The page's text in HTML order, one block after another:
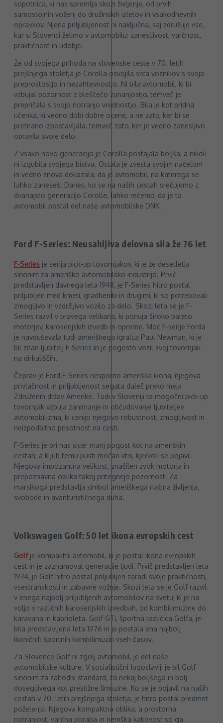
sopotnica, ki nas spremlja skozi življenje, od prvih
samostojnih voženj do družinskih izletov in vsakodnevnih
opravkov. Njena priljubljenost ni naključna, saj združuje vse,
kar si Slovenci želimo v avtomobilu: zanesljivost, varčnost,
praktičnost in udobje.
Že od svojega prihoda na slovenske ceste v 70. letih
prejšnjega stoletja je Corolla osvojila srca voznikov s svojo
preprostostjo in nezahtevnostjo. Ni bila avtomobil, ki bi
vzbujal pozornost z bleščečo zunanjostjo, temveč je
prepričala s svojo notranjo vrednostjo. Bila je kot pridna
učenka, ki vedno dobi dobre ocene, a ne zato, ker bi se
pretirano izpostavljala, temveč zato, ker je vedno zanesljivo
opravila svoje delo.
Z vsako novo generacijo je Corolla postajala boljša, a nikoli
ni izgubila svojega bistva. Ostala je zvesta svojim načelom
in vedno znova dokazala, da je avtomobil, na katerega se
lahko zaneseš. Danes, ko se na naših cestah srečujemo z
dvanajsto generacijo Corolle, lahko rečemo, da je ta
avtomobil postal del naše avtomobilske DNK.
Ford F-Series: Neusahljiva delovna sila že 76 let
F-Series je serija pick-up tovornjakov, ki je že desetletja
sinonim za ameriško avtomobilsko industrijo. Prvič
predstavljen davnega leta 1948, je F-Series hitro postal
priljubljen med kmeti, gradbeniki in drugimi, ki so potrebovali
zmogljivo in vzdržljivo vozilo za delo. Skozi leta se je F-
Series razvil v pravega velikana, ki ponuja široko paleto
motorjev, karoserijskih izvedb in opreme. Moč F-serije Forda
je navduševala tudi ameriškega igralca Paul Newman, ki je
bil znan ljubitelj F-Series in je pogosto vozil svoj tovornjak
na dirkališčih.
Čeprav je Ford F-Series nesporno ameriška ikona, njegova
privlačnost in priljubljenost segata daleč preko meja
Združenih držav Amerike. Tudi v Sloveniji ta mogočni pick-up
tovornjak vzbuja zanimanje in občudovanje ljubiteljev
avtomobilizma, ki cenijo njegovo robustnost, zmogljivost in
neizpodbitno prisotnost na cesti.
F-Series je pri nas sicer manj pogost kot na ameriških
cestah, a kljub temu pusti močan vtis, kjerkoli se pojavi.
Njegova impozantna velikost, značilen zvok motorja in
prepoznavna oblika takoj pritegnejo pozornost. Za
marsikoga predstavlja simbol ameriškega načina življenja,
svobode in avanturističnega duha.
Volkswagen Golf: 50 let ikona evropskih cest
Golf je kompaktni avtomobil, ki je postal ikona evropskih
cest in je zaznamoval generacije ljudi. Prvič predstavljen leta
1974, je Golf hitro postal priljubljen zaradi svoje praktičnosti,
vsestranskosti in zabavne vožnje. Skozi leta se je Golf razvil
v enega najbolj priljubljenih avtomobilov na svetu, ki je na
voljo v različnih karoserijskih izvedbah, od kombilimuzine do
karavana in kabrioleta. Golf GTI, športna različica Golfa, je
bila predstavljena leta 1976 in je postala ena najbolj
ikoničnih športnih kombilimuzin vseh časov.
Za Slovence Golf ni zgolj avtomobil, je del naše
avtomobilske kulture. V socialistični Jugoslaviji je bil Golf
sinonim za zahodni standard, za nekaj boljšega in bolj
dosegljivega kot prestižne limuzine. Ko se je pojavil na naših
cestah v 70. letih prejšnjega stoletja, je hitro postal predmet
poželenja. Njegova kompaktna oblika, a prostorna
notranjost, varčna poraba in nemška kakovost so ga